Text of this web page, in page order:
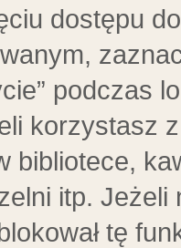
dostępu
podczas
korzystasz
bibliotece,
itp.
tę